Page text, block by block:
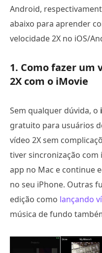
Android,
abaixo para aprender
velocidade 2X no iOS/
1. Como fazer um
2X com o iMovie
Sem qualquer dúvida, o
gratuito para usuários
vídeo 2X sem
tiver sincronização com
app no Mac e continue
no seu iPhone. Outras
edição como lançando
música de fundo